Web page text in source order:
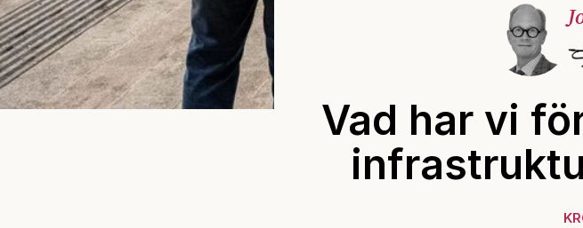
Vad har vi